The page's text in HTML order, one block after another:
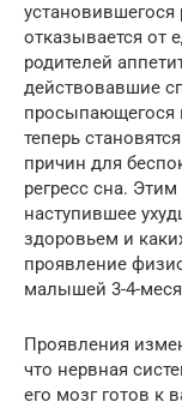
отказывается от
родителей
действовавшие
просыпающегося
теперь
причин для
регресс сна.
наступившее
здоровьем и
проявление
малышей 3-4-
Проявления
что нервная
его мозг готов к